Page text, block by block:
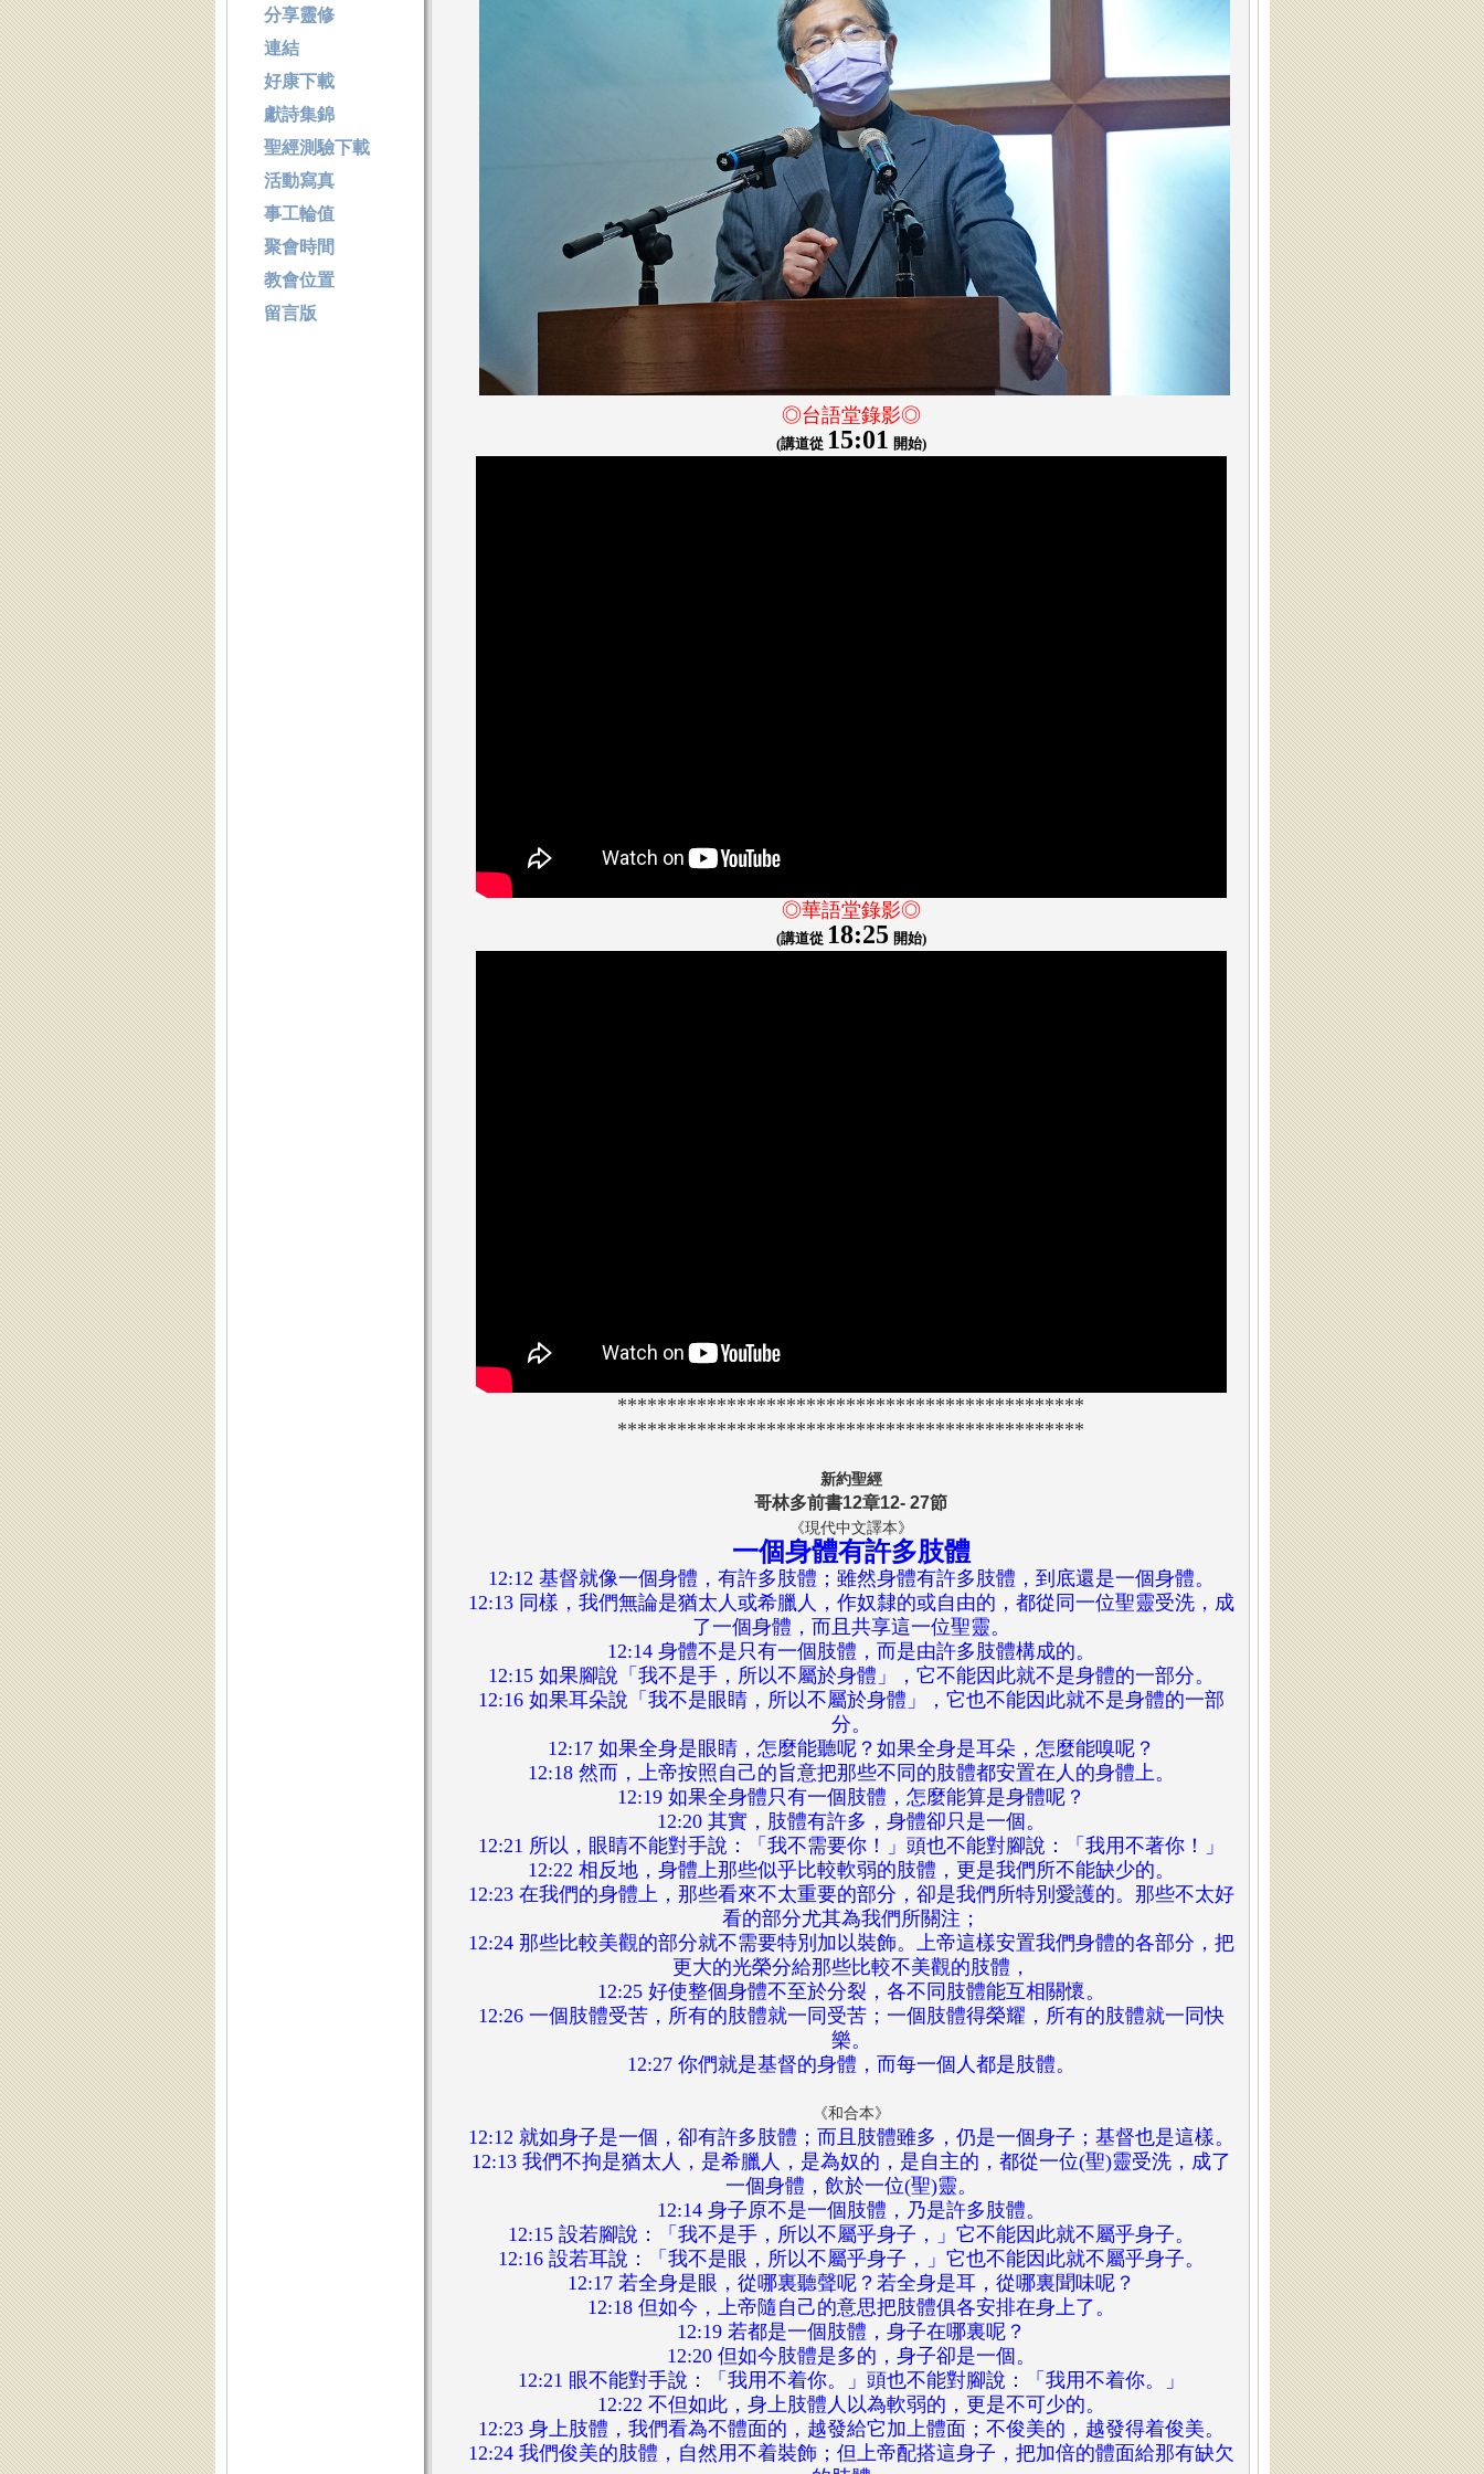
◎台語堂錄影◎
(講道從 15:01 開始)
◎華語堂錄影◎
(講道從 18:25 開始)
***********************************************
***********************************************
新約聖經
哥林多前書12章12- 27節
《現代中文譯本》
一個身體有許多肢體
12:12 基督就像一個身體，有許多肢體；雖然身體有許多肢體，到底還是一個身體。
12:13 同樣，我們無論是猶太人或希臘人，作奴隸的或自由的，都從同一位聖靈受洗，成
了一個身體，而且共享這一位聖靈。
12:14 身體不是只有一個肢體，而是由許多肢體構成的。
12:15 如果腳說「我不是手，所以不屬於身體」，它不能因此就不是身體的一部分。
12:16 如果耳朵說「我不是眼睛，所以不屬於身體」，它也不能因此就不是身體的一部
分。
12:17 如果全身是眼睛，怎麼能聽呢？如果全身是耳朵，怎麼能嗅呢？
12:18 然而，上帝按照自己的旨意把那些不同的肢體都安置在人的身體上。
12:19 如果全身體只有一個肢體，怎麼能算是身體呢？
12:20 其實，肢體有許多，身體卻只是一個。
12:21 所以，眼睛不能對手說：「我不需要你！」頭也不能對腳說：「我用不著你！」
12:22 相反地，身體上那些似乎比較軟弱的肢體，更是我們所不能缺少的。
12:23 在我們的身體上，那些看來不太重要的部分，卻是我們所特別愛護的。那些不太好
看的部分尤其為我們所關注；
12:24 那些比較美觀的部分就不需要特別加以裝飾。上帝這樣安置我們身體的各部分，把
更大的光榮分給那些比較不美觀的肢體，
12:25 好使整個身體不至於分裂，各不同肢體能互相關懷。
12:26 一個肢體受苦，所有的肢體就一同受苦；一個肢體得榮耀，所有的肢體就一同快
樂。
12:27 你們就是基督的身體，而每一個人都是肢體。
《和合本》
12:12 就如身子是一個，卻有許多肢體；而且肢體雖多，仍是一個身子；基督也是這樣。
12:13 我們不拘是猶太人，是希臘人，是為奴的，是自主的，都從一位(聖)靈受洗，成了
一個身體，飲於一位(聖)靈。
12:14 身子原不是一個肢體，乃是許多肢體。
12:15 設若腳說：「我不是手，所以不屬乎身子，」它不能因此就不屬乎身子。
12:16 設若耳說：「我不是眼，所以不屬乎身子，」它也不能因此就不屬乎身子。
12:17 若全身是眼，從哪裏聽聲呢？若全身是耳，從哪裏聞味呢？
12:18 但如今，上帝隨自己的意思把肢體俱各安排在身上了。
12:19 若都是一個肢體，身子在哪裏呢？
12:20 但如今肢體是多的，身子卻是一個。
12:21 眼不能對手說：「我用不着你。」頭也不能對腳說：「我用不着你。」
12:22 不但如此，身上肢體人以為軟弱的，更是不可少的。
12:23 身上肢體，我們看為不體面的，越發給它加上體面；不俊美的，越發得着俊美。
12:24 我們俊美的肢體，自然用不着裝飾；但上帝配搭這身子，把加倍的體面給那有缺欠
分享靈修
連結
好康下載
獻詩集錦
聖經測驗下載
活動寫真
事工輪值
聚會時間
教會位置
留言版